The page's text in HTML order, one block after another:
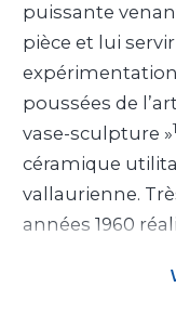
puissante
pièce et lui
poussées de
vase-sculpture »1
céramique
vallaurienne.
années 1960
brute émaillée